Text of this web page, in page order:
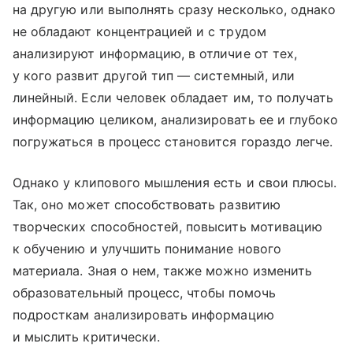
на другую или выполнять сразу несколько, однако
не обладают концентрацией и с трудом
анализируют информацию, в отличие от тех,
у кого развит другой тип — системный, или
линейный. Если человек обладает им, то получать
информацию целиком, анализировать ее и глубоко
погружаться в процесс становится гораздо легче.
Однако у клипового мышления есть и свои плюсы.
Так, оно может способствовать развитию
творческих способностей, повысить мотивацию
к обучению и улучшить понимание нового
материала. Зная о нем, также можно изменить
образовательный процесс, чтобы помочь
подросткам анализировать информацию
и мыслить критически.